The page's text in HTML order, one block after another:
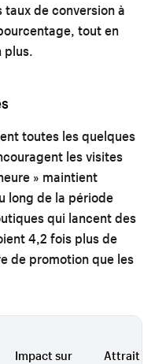
de conversion à
tout en
plus.
toutes les quelques
les visites
» maintient
long de la période
qui lancent des
4,2 fois plus de
de promotion que les
Impact sur
Attrait